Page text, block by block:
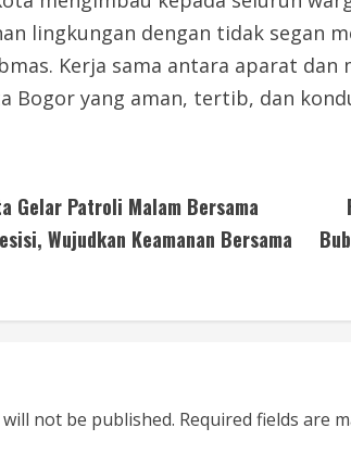
lingkungan dengan tidak segan
Kerja sama antara aparat
Bogor yang aman, tertib, dan
Gelar Patroli Malam Bersama
Wujudkan Keamanan Bersama
not be published. Required fields are